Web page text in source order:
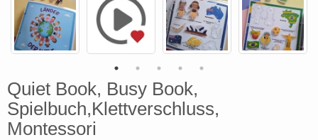
Quiet Book, Busy Book,
Spielbuch,Klettverschluss,
Montessori